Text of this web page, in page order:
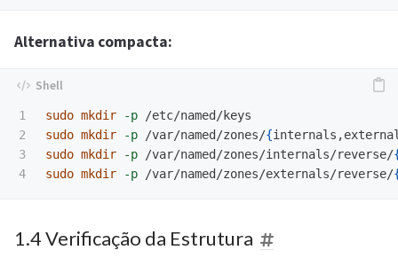
Alternativa compacta:
1
2
3
sudo mkdir -p
sudo mkdir
-p /var/named/zones/{
sudo mkdir
-p /var/named/zones/internals/reverse/
sudo mkdir
-p /var/named/zones/externals/reverse/
1.4 Verificação da Estrutura